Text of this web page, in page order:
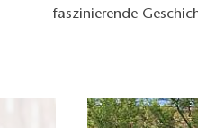
faszinierende